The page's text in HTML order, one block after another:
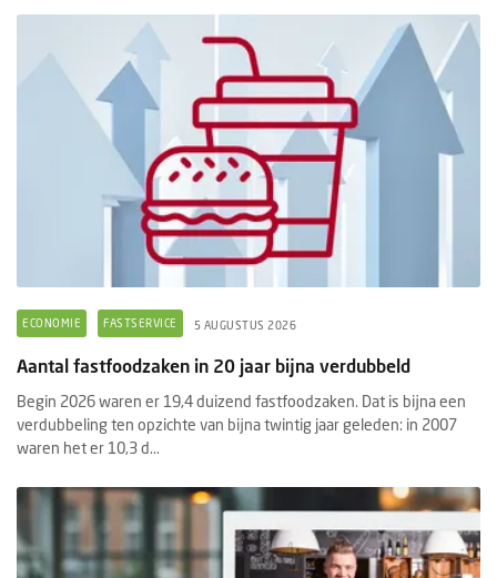
ECONOMIE FASTSERVICE 5 AUGUSTUS 2026
Aantal fastfoodzaken in 20 jaar bijna verdubbeld
Begin 2026 waren er 19,4 duizend fastfoodzaken. Dat is bijna een
verdubbeling ten opzichte van bijna twintig jaar geleden: in 2007
waren het er 10,3 d...